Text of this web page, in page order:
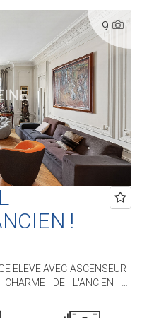
9
!
ELEVE AVEC ASCENSEUR -
DE L'ANCIEN **
avons le plaisir de vous